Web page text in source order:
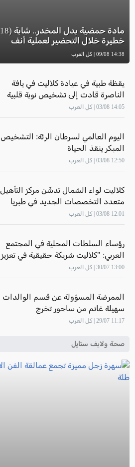
خطيرة خلال التحضير لعملية أنف
14:38 09/08 | كل العرب
يقظة طبية في عيادة كلاليت في يافة
الناصرة قادت إلى تشخيص نوبة قلبية
14:05 03/08 | كل العرب
اليوم العالمي لسرطان الرئة: التشخيص
المبكر ينقذ الحياة
12:50 03/08 | كل العرب
كلاليت لواء الشمال تدشّن مركز التأهيل
متعدد التخصصات الجديد في طبريا
12:01 03/08 | كل العرب
رؤساء السلطات المحلية في المجتمع
العربي: "كلاليت شريكة حقيقية في تعزيز
صحة أهالينا"
13:00 30/07 | كل العرب
الممرضة المسؤولة عن قسم الوالدات
سهيلة غانم من ساجور تخرج
للتقاعد: "أشعر بالفخر لأنني ساهمت في
المركز الطبي زيف"
11:17 29/07 | كل العرب
صحة ولايف ستايل